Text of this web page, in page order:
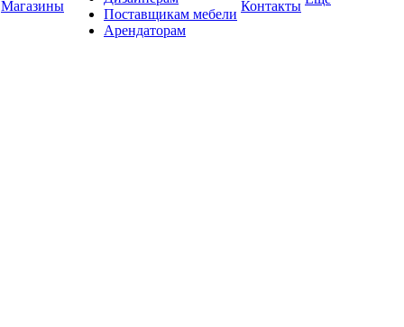
Магазины
Поставщикам мебели
Арендаторам
Контакты